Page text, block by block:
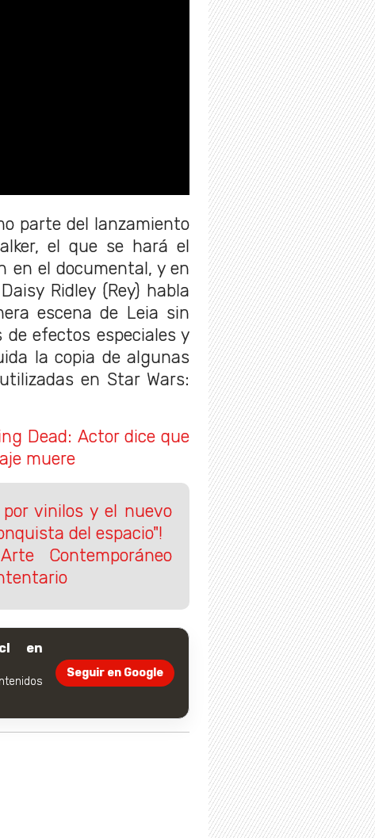
parte del lanzamiento
el que se hará el
en el documental, y en
Ridley (Rey) habla
escena de Leia sin
efectos especiales y
la copia de algunas
en Star Wars:
Dead: Actor dice que
muere
por vinilos y el nuevo
del espacio"!
Contemporáneo
en
Seguir en Google